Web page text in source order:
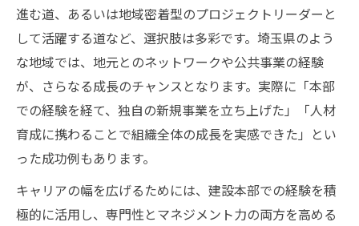
進む道、あるいは地域密着型のプロジェクトリーダーと
して活躍する道など、選択肢は多彩です。埼玉県のよう
な地域では、地元とのネットワークや公共事業の経験
が、さらなる成長のチャンスとなります。実際に「本部
での経験を経て、独自の新規事業を立ち上げた」「人材
育成に携わることで組織全体の成長を実感できた」とい
った成功例もあります。
キャリアの幅を広げるためには、建設本部での経験を積
極的に活用し、専門性とマネジメント力の両方を高める